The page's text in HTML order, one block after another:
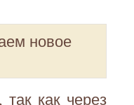
новое
как через